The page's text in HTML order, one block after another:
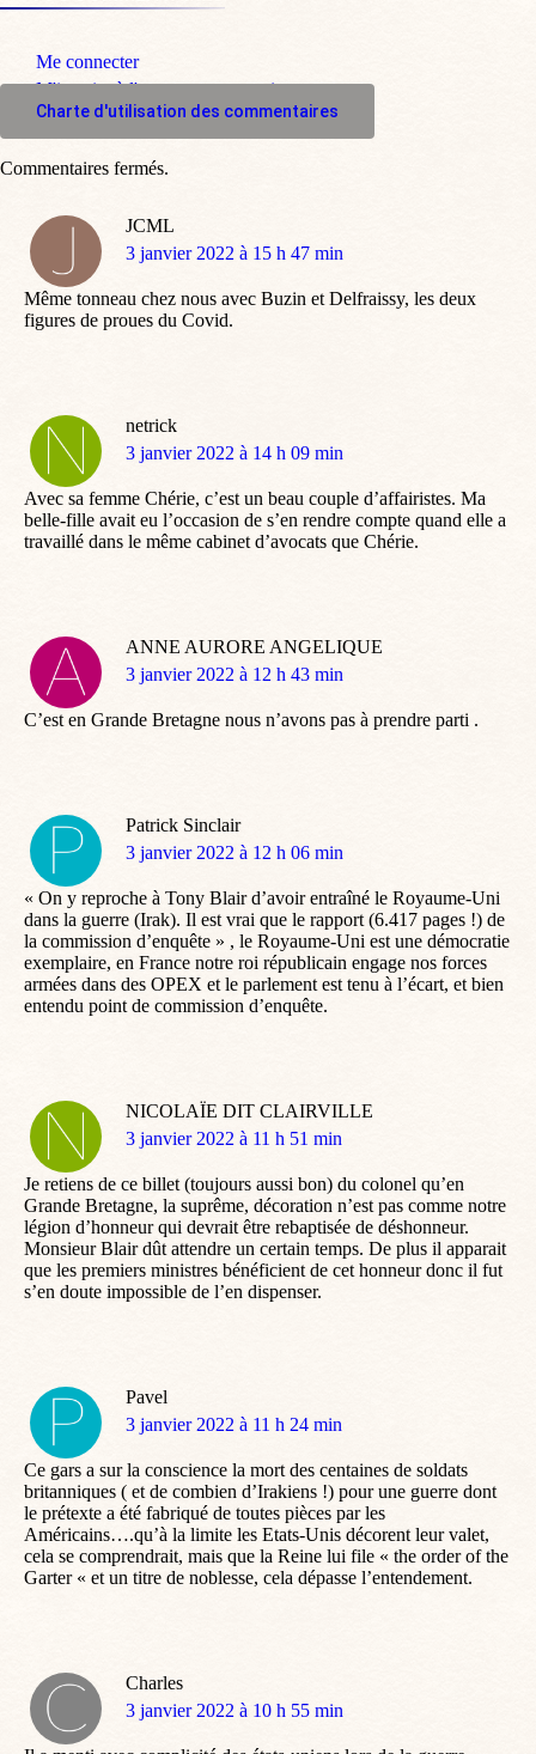
Me connecter
M'inscrire à l'espace commentaire
Charte d'utilisation des commentaires
JCML
dit
3 janvier 2022 à 15 h 47 min
Même tonneau chez nous avec Buzin et Delfraissy, les deux
figures de proues du Covid.
netrick
dit
3 janvier 2022 à 14 h 09 min
Avec sa femme Chérie, c’est un beau couple d’affairistes. Ma
belle-fille avait eu l’occasion de s’en rendre compte quand elle a
travaillé dans le même cabinet d’avocats que Chérie.
ANNE AURORE ANGELIQUE
dit
3 janvier 2022 à 12 h 43 min
C’est en Grande Bretagne nous n’avons pas à prendre parti .
Patrick Sinclair
dit
3 janvier 2022 à 12 h 06 min
« On y reproche à Tony Blair d’avoir entraîné le Royaume-Uni
dans la guerre (Irak). Il est vrai que le rapport (6.417 pages !) de
la commission d’enquête » , le Royaume-Uni est une démocratie
exemplaire, en France notre roi républicain engage nos forces
armées dans des OPEX et le parlement est tenu à l’écart, et bien
entendu point de commission d’enquête.
NICOLAÏE DIT CLAIRVILLE
dit
3 janvier 2022 à 11 h 51 min
Je retiens de ce billet (toujours aussi bon) du colonel qu’en
Grande Bretagne, la suprême, décoration n’est pas comme notre
légion d’honneur qui devrait être rebaptisée de déshonneur.
Monsieur Blair dût attendre un certain temps. De plus il apparait
que les premiers ministres bénéficient de cet honneur donc il fut
s’en doute impossible de l’en dispenser.
Pavel
dit
3 janvier 2022 à 11 h 24 min
Ce gars a sur la conscience la mort des centaines de soldats
britanniques ( et de combien d’Irakiens !) pour une guerre dont
le prétexte a été fabriqué de toutes pièces par les
Américains….qu’à la limite les Etats-Unis décorent leur valet,
cela se comprendrait, mais que la Reine lui file « the order of the
Garter « et un titre de noblesse, cela dépasse l’entendement.
Charles
dit
3 janvier 2022 à 10 h 55 min
Commentaires fermés.